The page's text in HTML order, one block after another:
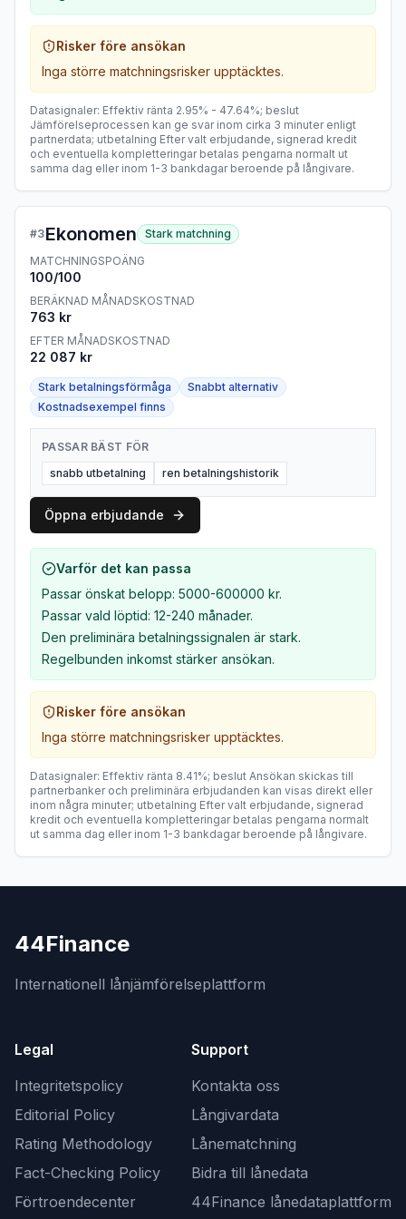
Risker före ansökan
Inga större matchningsrisker upptäcktes.
Datasignaler: Effektiv ränta 2.95% - 47.64%; beslut
Jämförelseprocessen kan ge svar inom cirka 3 minuter enligt
partnerdata; utbetalning Efter valt erbjudande, signerad kredit
och eventuella kompletteringar betalas pengarna normalt ut
samma dag eller inom 1-3 bankdagar beroende på långivare.
#3Ekonomen
Stark matchning
MATCHNINGSPOÄNG
100/100
BERÄKNAD MÅNADSKOSTNAD
763 kr
EFTER MÅNADSKOSTNAD
22 087 kr
Stark betalningsförmåga
Snabbt alternativ
Kostnadsexempel finns
PASSAR BÄST FÖR
snabb utbetalning
ren betalningshistorik
Öppna erbjudande
Varför det kan passa
Passar önskat belopp: 5000-600000 kr.
Passar vald löptid: 12-240 månader.
Den preliminära betalningssignalen är stark.
Regelbunden inkomst stärker ansökan.
Risker före ansökan
Inga större matchningsrisker upptäcktes.
Datasignaler: Effektiv ränta 8.41%; beslut Ansökan skickas till
partnerbanker och preliminära erbjudanden kan visas direkt eller
inom några minuter; utbetalning Efter valt erbjudande, signerad
kredit och eventuella kompletteringar betalas pengarna normalt
ut samma dag eller inom 1-3 bankdagar beroende på långivare.
44Finance
Internationell lånjämförelseplattform
Legal
Integritetspolicy
Editorial Policy
Rating Methodology
Fact-Checking Policy
Förtroendecenter
Support
Kontakta oss
Långivardata
Lånematchning
Bidra till lånedata
44Finance lånedataplattform